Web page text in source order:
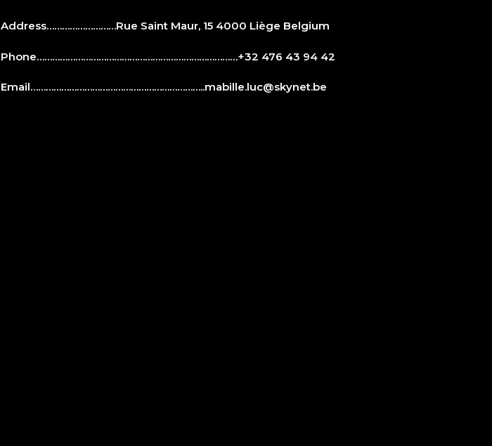
Address………………………Rue Saint Maur, 15 4000 Liège Belgium
Phone……………………………………………………………………+32 476 43 94 42
Email…………………………………………………………..mabille.luc@skynet.be